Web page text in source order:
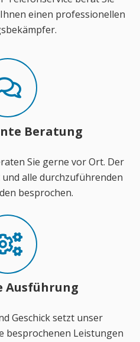
einen professionellen
Beratung
Sie gerne vor Ort. Der
alle durchzuführenden
besprochen.
Ausführung
Geschick setzt unser
besprochenen Leistungen